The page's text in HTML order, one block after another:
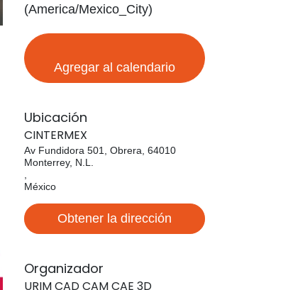
(America/Mexico_City)
Agregar al calendario
Ubicación
CINTERMEX
Av Fundidora 501, Obrera, 64010
Monterrey, N.L.
,
México
Obtener la dirección
Organizador
URIM CAD CAM CAE 3D